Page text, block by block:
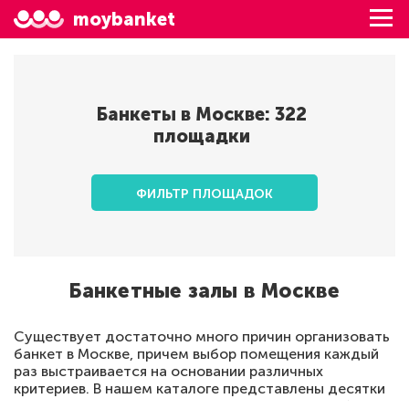
moybanket
Банкеты в Москве: 322
площадки
ФИЛЬТР ПЛОЩАДОК
Банкетные залы в Москве
Существует достаточно много причин организовать
банкет в Москве, причем выбор помещения каждый
раз выстраивается на основании различных
критериев. В нашем каталоге представлены десятки